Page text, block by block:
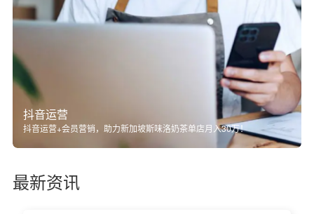
抖音运营
抖音运营+会员营销，助力新加坡斯味洛奶茶单店月入30万！
最新资讯